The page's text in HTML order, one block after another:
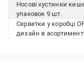
Носові хустинки
упаковок 9 шт.
Серветки у коробці
дизайн в